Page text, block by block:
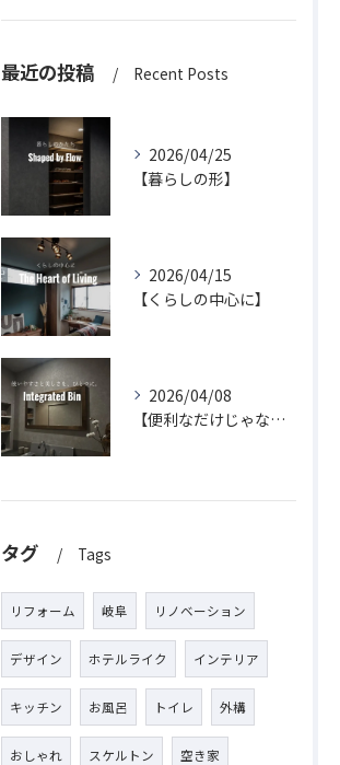
最近の投稿 Recent Posts
2026/04/25
【暮らしの形】
2026/04/15
【くらしの中心に】
2026/04/08
【便利なだけじゃない】
タグ Tags
リフォーム 岐阜 リノベーション
デザイン ホテルライク インテリア
キッチン お風呂 トイレ 外構
おしゃれ スケルトン 空き家